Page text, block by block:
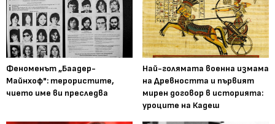
Феноменът „Баадер-
Майнхоф": терористите,
чието име ви преследва
Най-голямата военна измама
на Древността и първият
мирен договор в историята:
уроците на Кадеш